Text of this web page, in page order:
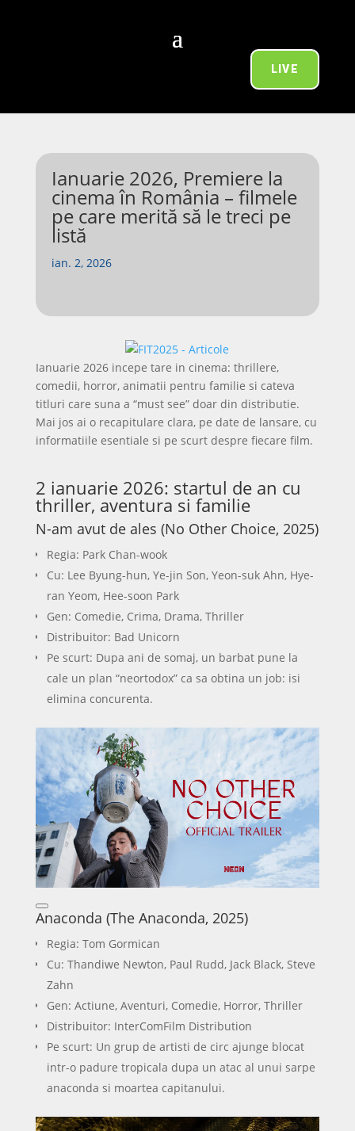
LIVE
Ianuarie 2026, Premiere la
cinema în România – filmele
pe care merită să le treci pe
listă
ian. 2, 2026
Ianuarie 2026 incepe tare in cinema: thrillere,
comedii, horror, animatii pentru familie si cateva
titluri care suna a “must see” doar din distributie.
Mai jos ai o recapitulare clara, pe date de lansare, cu
informatiile esentiale si pe scurt despre fiecare film.
2 ianuarie 2026: startul de an cu
thriller, aventura si familie
N-am avut de ales (No Other Choice, 2025)
Regia: Park Chan-wook
Cu: Lee Byung-hun, Ye-jin Son, Yeon-suk Ahn, Hye-
ran Yeom, Hee-soon Park
Gen: Comedie, Crima, Drama, Thriller
Distribuitor: Bad Unicorn
Pe scurt: Dupa ani de somaj, un barbat pune la
cale un plan “neortodox” ca sa obtina un job: isi
elimina concurenta.
Anaconda (The Anaconda, 2025)
Regia: Tom Gormican
Cu: Thandiwe Newton, Paul Rudd, Jack Black, Steve
Zahn
Gen: Actiune, Aventuri, Comedie, Horror, Thriller
Distribuitor: InterComFilm Distribution
Pe scurt: Un grup de artisti de circ ajunge blocat
intr-o padure tropicala dupa un atac al unui sarpe
anaconda si moartea capitanului.